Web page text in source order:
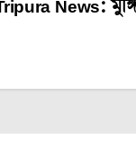
News: